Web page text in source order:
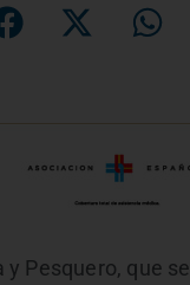
Pesquero, que se